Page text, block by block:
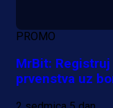
PROMO
MrBit:
prvenstva uz